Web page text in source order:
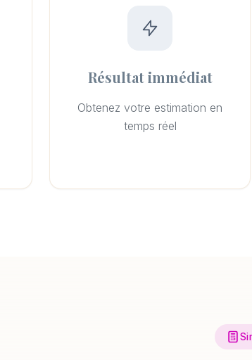
Résultat immédiat
Obtenez votre estimation en
temps réel